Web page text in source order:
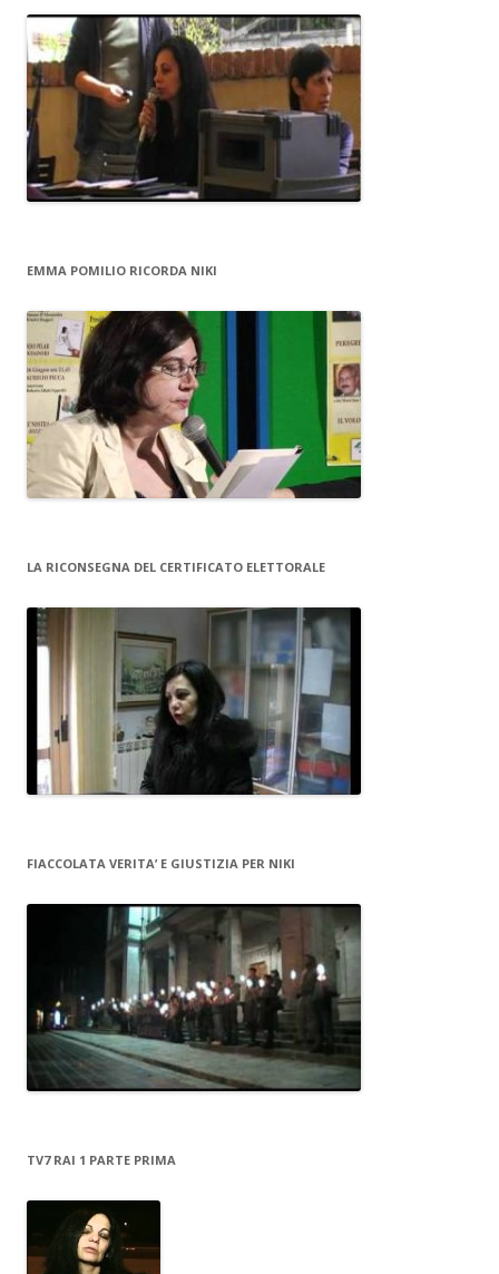
EMMA POMILIO RICORDA NIKI
LA RICONSEGNA DEL CERTIFICATO ELETTORALE
FIACCOLATA VERITA’ E GIUSTIZIA PER NIKI
TV7 RAI 1 PARTE PRIMA